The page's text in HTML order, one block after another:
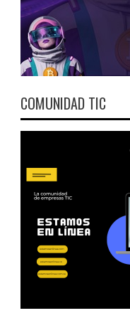
COMUNIDAD TIC